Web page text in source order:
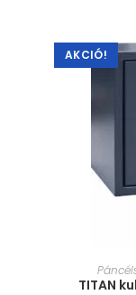
AKCIÓ!
TITAN